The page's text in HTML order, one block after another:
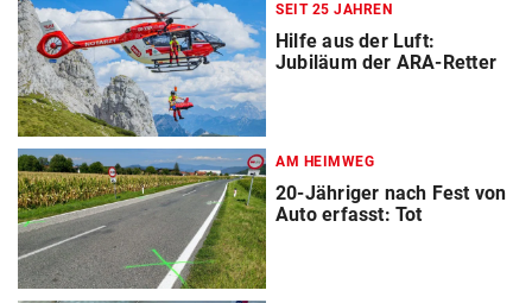
SEIT 25 JAHREN
Hilfe aus der Luft:
Jubiläum der ARA-Retter
AM HEIMWEG
20-Jähriger nach Fest von
Auto erfasst: Tot